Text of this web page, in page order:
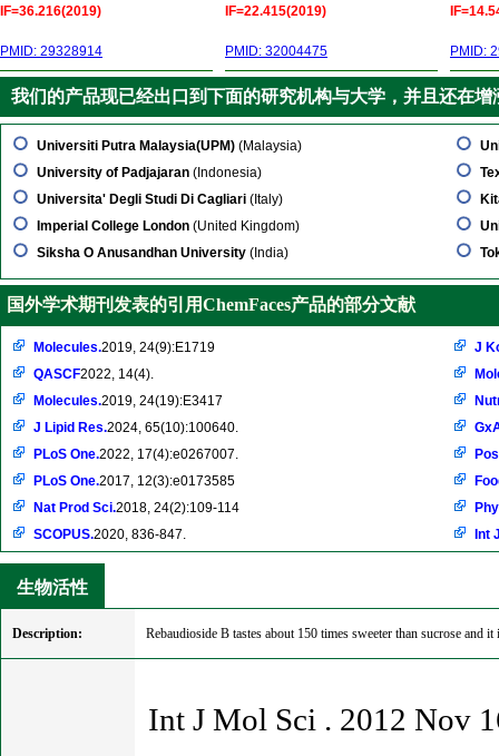
IF=36.216(2019)
PMID: 29328914
IF=22.415(2019)
PMID: 32004475 PMID:
我们的产品现已经出口到下面的研究机构与大学，并且还在增
Universiti Putra Malaysia(UPM) (Malaysia)
University of Padjajaran (Indonesia)
Universita' Degli Studi Di Cagliari (Italy)
Imperial College London (United Kingdom)
Siksha O Anusandhan University (India)
国外学术期刊发表的引用ChemFaces产品的部分文献
Molecules.2019, 24(9):E1719
QASCF2022, 14(4).
Molecules.2019, 24(19):E3417
J Lipid Res.2024, 65(10):100640.
PLoS One.2022, 17(4):e0267007.
PLoS One.2017, 12(3):e0173585
Nat Prod Sci.2018, 24(2):109-114
SCOPUS.2020, 836-847.
J
Int
生物活性
Description: Rebaudioside B tastes about 150 times sweeter than sucrose and
Int J Mol Sci . 2012 Nov